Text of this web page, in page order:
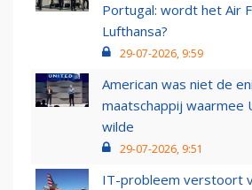
Portugal: wordt het Air
Lufthansa?
29-07-2026, 9:59
American was niet de
maatschappij waarmee
wilde
29-07-2026, 9:51
IT-probleem verstoort